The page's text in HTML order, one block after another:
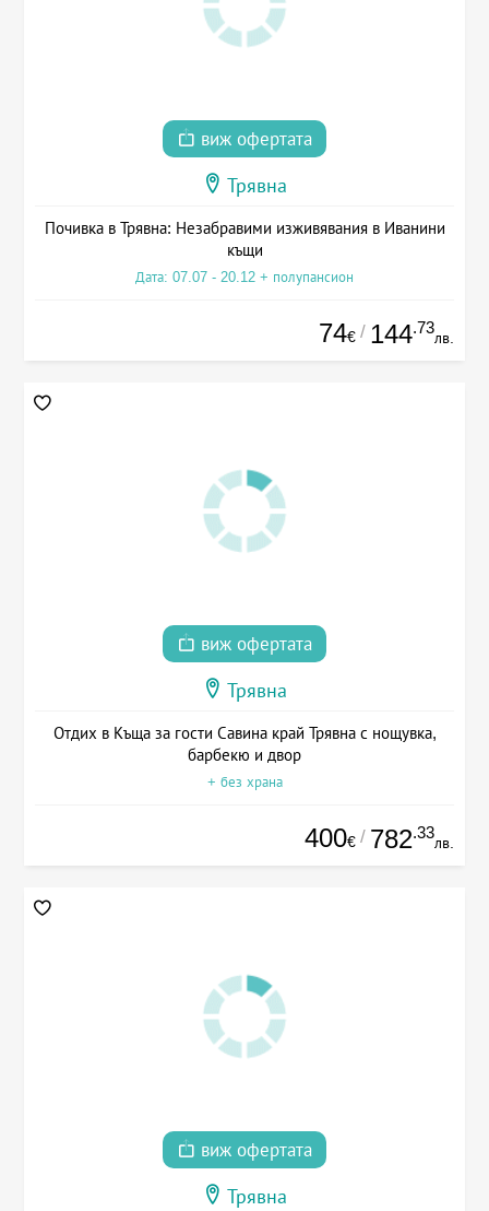
виж офертата
Трявна
Почивка в Трявна: Незабравими изживявания в Иванини
къщи
Дата: 07.07 - 20.12 + полупансион
74€ / 144.73
лв.
виж офертата
Трявна
Отдих в Къща за гости Савина край Трявна с нощувка,
барбекю и двор
+ без храна
400€ / 782.33
лв.
виж офертата
Трявна